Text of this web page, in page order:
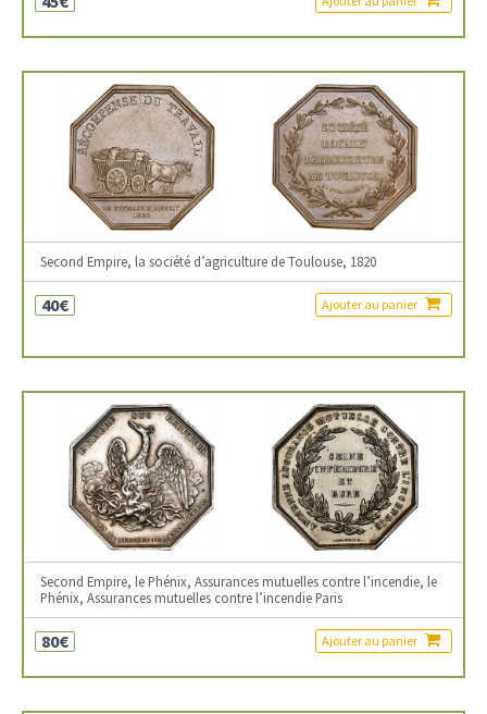
Second Empire, la société d’agriculture de Toulouse, 1820
40€ Ajouter au panier
Second Empire, le Phénix, Assurances mutuelles contre l’incendie, le
Phénix, Assurances mutuelles contre l’incendie Paris
80€ Ajouter au panier